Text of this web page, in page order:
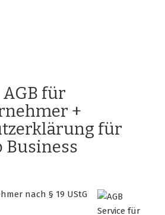
AGB für
+
für
Business
nach § 19 UStG